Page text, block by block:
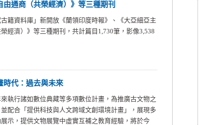
由通商（共榮經濟）》等三種期刊
籍資料庫」新開放《蘭領印度時報》、《大亞細亞主
經濟）》等三種期刊，共計篇目1,730筆，影像3,538
時代：過去與未來
執行諸如數位典藏等多項數位計畫，為推廣古文物之
配合「提供科技與人文跨域文創環境計畫」，展現多
示，提供文物展覽中虛實互補之教育經驗，將於今